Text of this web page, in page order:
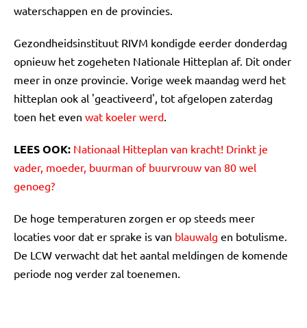
waterschappen en de provincies.
Gezondheidsinstituut RIVM kondigde eerder donderdag
opnieuw het zogeheten Nationale Hitteplan af. Dit onder
meer in onze provincie. Vorige week maandag werd het
hitteplan ook al 'geactiveerd', tot afgelopen zaterdag
toen het even wat koeler werd.
LEES OOK: Nationaal Hitteplan van kracht! Drinkt je
vader, moeder, buurman of buurvrouw van 80 wel
genoeg?
De hoge temperaturen zorgen er op steeds meer
locaties voor dat er sprake is van blauwalg en botulisme.
De LCW verwacht dat het aantal meldingen de komende
periode nog verder zal toenemen.